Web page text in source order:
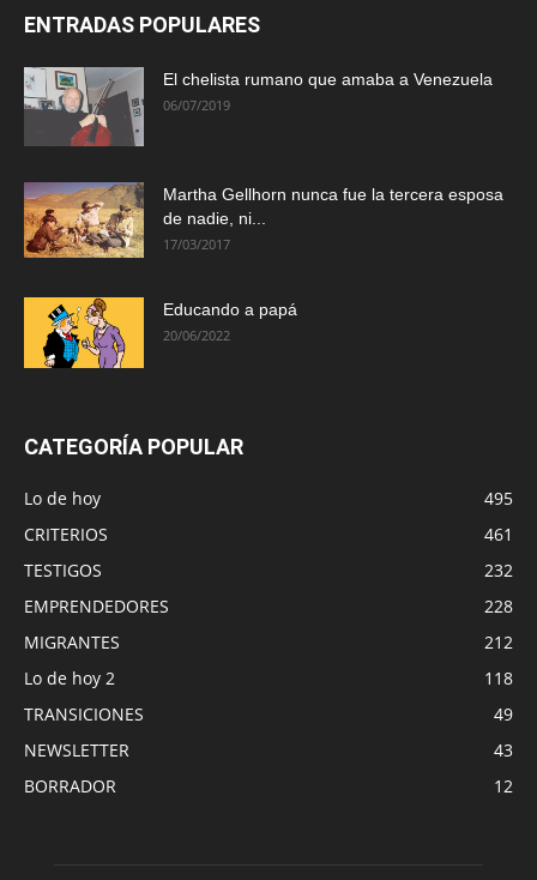
ENTRADAS POPULARES
El chelista rumano que amaba a Venezuela
06/07/2019
Martha Gellhorn nunca fue la tercera esposa
de nadie, ni...
17/03/2017
Educando a papá
20/06/2022
CATEGORÍA POPULAR
Lo de hoy
495
CRITERIOS
461
TESTIGOS
232
EMPRENDEDORES
228
MIGRANTES
212
Lo de hoy 2
118
TRANSICIONES
49
NEWSLETTER
43
BORRADOR
12